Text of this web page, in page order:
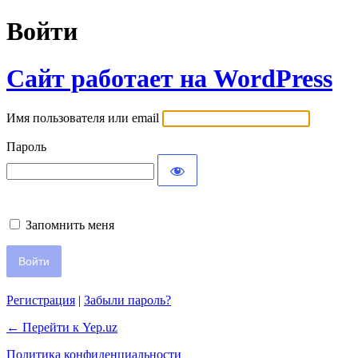
Войти
Сайт работает на WordPress
Имя пользователя или email
Пароль
Запомнить меня
Регистрация | Забыли пароль?
← Перейти к Yep.uz
Политика конфиденциальности